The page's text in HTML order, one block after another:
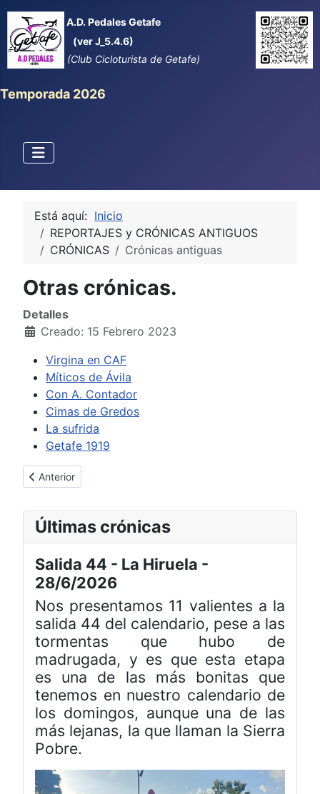
A.D. Pedales Getafe
(ver J_5.4.6)
(Club Cicloturista de Getafe)
Temporada 2026
Está aquí: Inicio
REPORTAJES y CRÓNICAS ANTIGUOS
CRÓNICAS
Crónicas antiguas
Otras crónicas.
Detalles
Creado: 15 Febrero 2023
Virgina en CAF
Míticos de Ávila
Con A. Contador
Cimas de Gredos
La sufrida
Getafe 1919
Artículo anterior: ¿Migas, o chocolate con churros?
Anterior
Últimas crónicas
Salida 44 - La Hiruela -
28/6/2026
Nos presentamos 11 valientes a la
salida 44 del calendario, pese a las
tormentas que hubo de
madrugada, y es que esta etapa
es una de las más bonitas que
tenemos en nuestro calendario de
los domingos, aunque una de las
más lejanas, la que llaman la Sierra
Pobre.